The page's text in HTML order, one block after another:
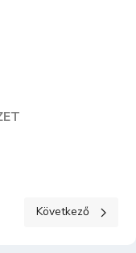
Következő cikk:
Következő